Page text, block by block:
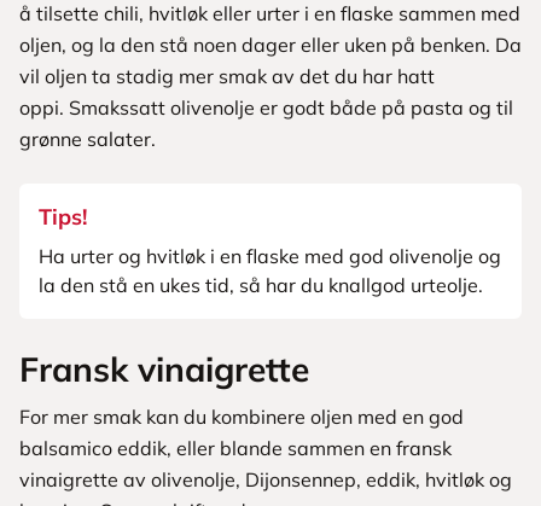
å tilsette chili, hvitløk eller urter i en flaske sammen med
oljen, og la den stå noen dager eller uken på benken. Da
vil oljen ta stadig mer smak av det du har hatt
oppi. Smakssatt olivenolje er godt både på pasta og til
grønne salater.
Tips!
Ha urter og hvitløk i en flaske med god olivenolje og
la den stå en ukes tid, så har du knallgod urteolje.
Fransk vinaigrette
For mer smak kan du kombinere oljen med en god
balsamico eddik, eller blande sammen en fransk
vinaigrette av olivenolje, Dijonsennep, eddik, hvitløk og